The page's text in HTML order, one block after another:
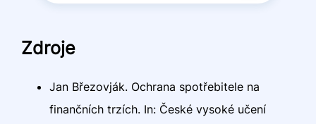
Zdroje
Jan Březovják. Ochrana spotřebitele na
finančních trzích. In: České vysoké učení